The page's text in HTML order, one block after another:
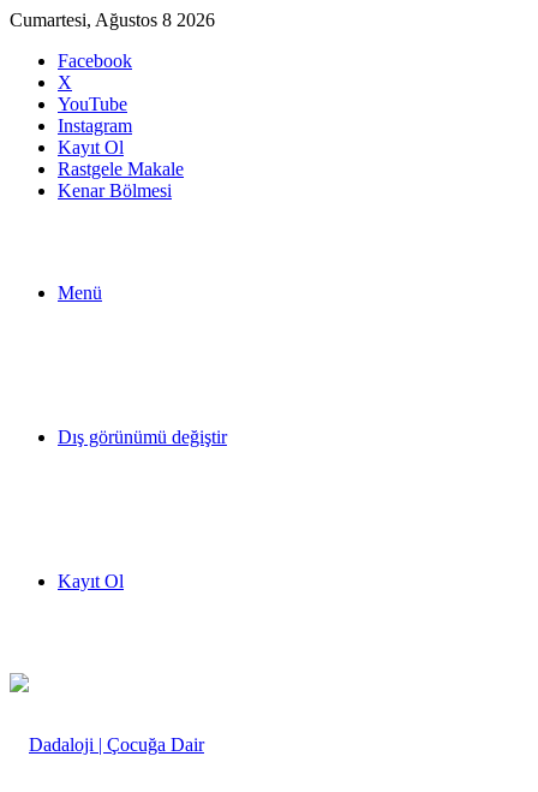
Cumartesi, Ağustos 8 2026
Facebook
X
YouTube
Instagram
Kayıt Ol
Rastgele Makale
Kenar Bölmesi
Menü
Dış görünümü değiştir
Kayıt Ol